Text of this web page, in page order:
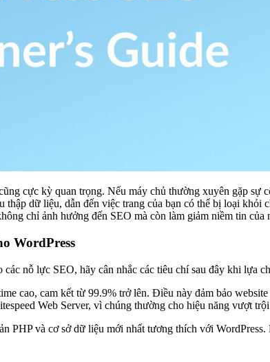
cực kỳ quan trọng. Nếu máy chủ thường xuyên gặp
thập dữ liệu, dẫn đến việc trang của bạn có thể bị loại
chỉ ảnh hưởng đến SEO mà còn làm giảm niềm tin của
WordPress
nỗ lực SEO, hãy cân nhắc các tiêu chí sau đây khi lựa
cao, cam kết từ 99.9% trở lên. Điều này đảm bảo
Web Server, vì chúng thường cho hiệu năng vượt
PHP và cơ sở dữ liệu mới nhất tương thích với